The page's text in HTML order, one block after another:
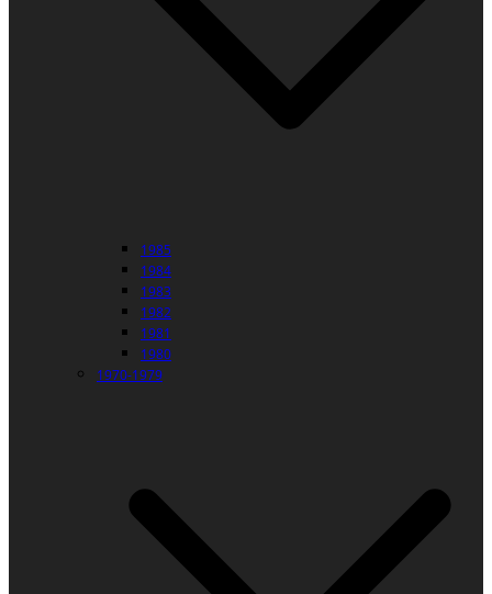
1985
1984
1983
1982
1981
1980
1970-1979